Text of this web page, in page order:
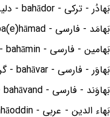
بَهادُر - ترکی - bahādor - دلیر، شجاع
بَهامَد - فارسی - ba(e)hāmad - پیشامد خوب، خوب آمد
بَهامین - فارسی - bahāmin - فصل بهار، بهار
بَهاوَر - فارسی - bahāvar - گران‌بها، ارزشمند
بَهاوَند - فارسی - bahāvand - دارنده‌ی نیکی